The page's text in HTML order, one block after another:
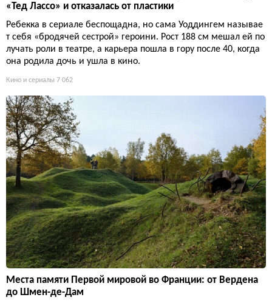
«Тед Лассо» и отказалась от пластики
Ребекка в сериале беспощадна, но сама Уоддингем называе
т себя «бродячей сестрой» героини. Рост 188 см мешал ей по
лучать роли в театре, а карьера пошла в гору после 40, когда
она родила дочь и ушла в кино.
Кино и сериалы 7 062
Места памяти Первой мировой во Франции: от Вердена
до Шмен-де-Дам